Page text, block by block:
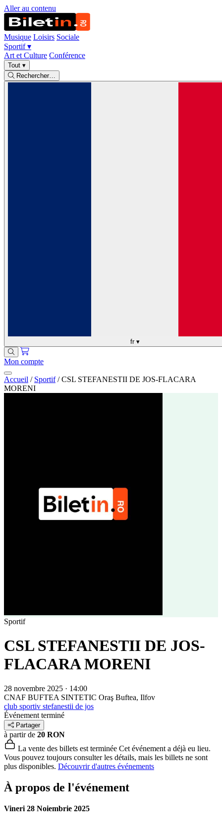
Aller au contenu
Musique Loisirs Sociale
Sportif▾
Art et Culture Conférence
Tout ▾
Rechercher…
fr ▾
Mon compte
Accueil / Sportif / CSL STEFANESTII DE JOS-FLACARA
MORENI
Sportif
CSL STEFANESTII DE JOS-
FLACARA MORENI
28 novembre 2025 · 14:00
CNAF BUFTEA SINTETIC Oraş Buftea, Ilfov
club sportiv stefanestii de jos
Événement terminé
Partager
à partir de 20 RON
La vente des billets est terminée Cet événement a déjà eu lieu.
Vous pouvez toujours consulter les détails, mais les billets ne sont
plus disponibles. Découvrir d'autres événements
À propos de l'événement
Vineri 28 Noiembrie 2025